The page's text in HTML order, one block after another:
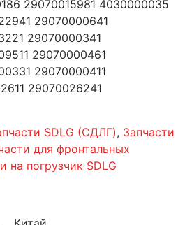
29070015981 4030000035
29070000641
29070000341
29070000461
29070000411
29070026241
SDLG (СДЛГ), Запчасти
для фронтальных
на погрузчик SDLG